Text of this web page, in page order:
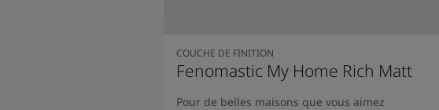
COUCHE DE FINITION
Fenomastic My Home Rich Matt
Pour de belles maisons que vous aimez